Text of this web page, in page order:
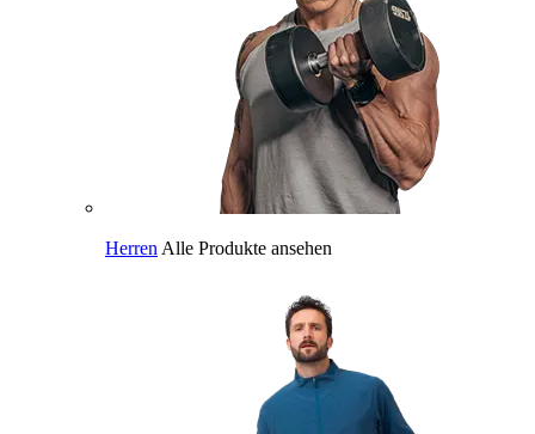
Herren Alle Produkte ansehen